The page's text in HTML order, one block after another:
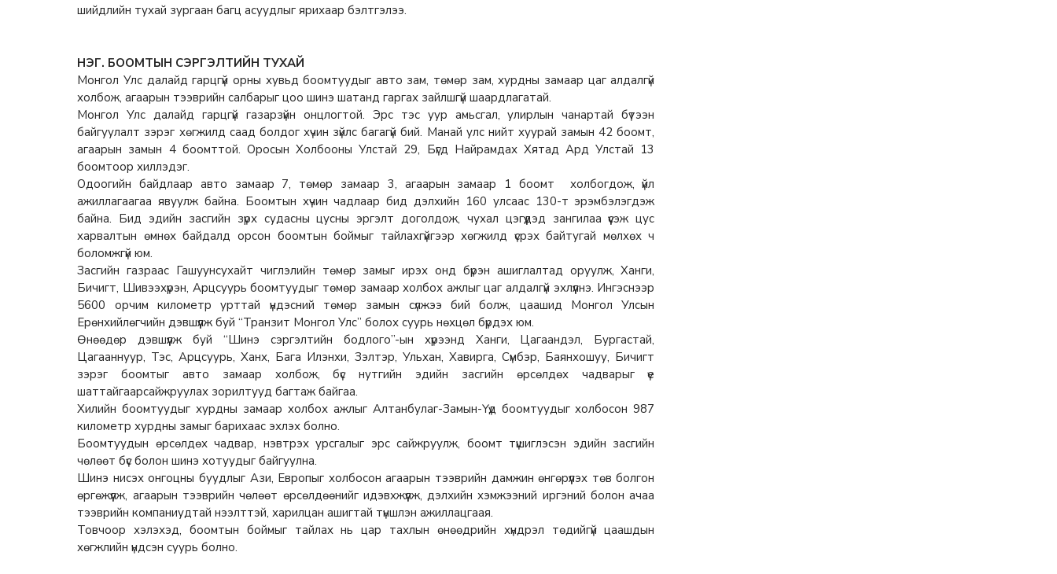
шийдлийн тухай зургаан багц асуудлыг ярихаар бэлтгэлээ.
НЭГ. БООМТЫН СЭРГЭЛТИЙН ТУХАЙ
Монгол Улс далайд гарцгүй орны хувьд боомтуудыг авто зам, төмөр зам, хурдны замаар цаг алдалгүй
холбож, агаарын тээврийн салбарыг цоо шинэ шатанд гаргах зайлшгүй шаардлагатай.
Монгол Улс далайд гарцгүй газарзүйн онцлогтой. Эрс тэс уур амьсгал, улирлын чанартай бүтээн
байгуулалт зэрэг хөгжилд саад болдог хүчин зүйлс багагүй бий. Манай улс нийт хуурай замын 42 боомт,
агаарын замын 4 боомттой. Оросын Холбооны Улстай 29, Бүгд Найрамдах Хятад Ард Улстай 13
боомтоор хиллэдэг.
Одоогийн байдлаар авто замаар 7, төмөр замаар 3, агаарын замаар 1 боомт холбогдож, үйл
ажиллагаагаа явуулж байна. Боомтын хүчин чадлаар бид дэлхийн 160 улсаас 130-т эрэмбэлэгдэж
байна. Бид эдийн засгийн зүрх судасны цусны эргэлт доголдож, чухал цэгүүдэд зангилаа үүсэж цус
харвалтын өмнөх байдалд орсон боомтын боймыг тайлахгүйгээр хөгжилд үсрэх байтугай мөлхөх ч
боломжгүй юм.
Засгийн газраас Гашуунсухайт чиглэлийн төмөр замыг ирэх онд бүрэн ашиглалтад оруулж, Ханги,
Бичигт, Шивээхүрэн, Арцсуурь боомтуудыг төмөр замаар холбох ажлыг цаг алдалгүй эхлүүлнэ. Ингэснээр
5600 орчим километр урттай үндэсний төмөр замын сүлжээ бий болж, цаашид Монгол Улсын
Ерөнхийлөгчийн дэвшүүлж буй “Транзит Монгол Улс” болох суурь нөхцөл бүрдэх юм.
Өнөөдөр дэвшүүлж буй “Шинэ сэргэлтийн бодлого”-ын хүрээнд Ханги, Цагаандэл, Бургастай,
Цагааннуур, Тэс, Арцсуурь, Ханх, Бага Илэнхи, Зэлтэр, Ульхан, Хавирга, Сүмбэр, Баянхошуу, Бичигт
зэрэг боомтыг авто замаар холбож, бүс нутгийн эдийн засгийн өрсөлдөх чадварыг үе
шаттайгаарсайжруулах зорилтууд багтаж байгаа.
Хилийн боомтуудыг хурдны замаар холбох ажлыг Алтанбулаг-Замын-Үүд боомтуудыг холбосон 987
километр хурдны замыг барихаас эхлэх болно.
Боомтуудын өрсөлдөх чадвар, нэвтрэх урсгалыг эрс сайжруулж, боомт түшиглэсэн эдийн засгийн
чөлөөт бүс болон шинэ хотуудыг байгуулна.
Шинэ нисэх онгоцны буудлыг Ази, Европыг холбосон агаарын тээврийн дамжин өнгөрүүлэх төв болгон
өргөжүүлж, агаарын тээврийн чөлөөт өрсөлдөөнийг идэвхжүүлж, дэлхийн хэмжээний иргэний болон ачаа
тээврийн компаниудтай нээлттэй, харилцан ашигтай түншлэн ажиллацгаая.
Товчоор хэлэхэд, боомтын боймыг тайлах нь цар тахлын өнөөдрийн хүндрэл төдийгүй цаашдын
хөгжлийн үндсэн суурь болно.